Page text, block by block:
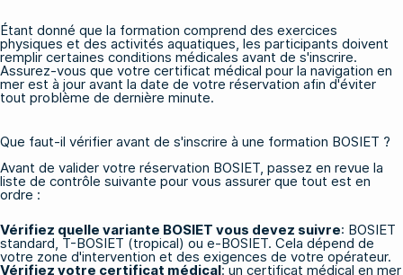
Étant donné que la formation comprend des exercices
physiques et des activités aquatiques, les participants doivent
remplir certaines conditions médicales avant de s'inscrire.
Assurez-vous que votre certificat médical pour la navigation en
mer est à jour avant la date de votre réservation afin d'éviter
tout problème de dernière minute.
Que faut-il vérifier avant de s'inscrire à une formation BOSIET ?
Avant de valider votre réservation BOSIET, passez en revue la
liste de contrôle suivante pour vous assurer que tout est en
ordre :
Vérifiez quelle variante BOSIET vous devez suivre: BOSIET
standard, T-BOSIET (tropical) ou e-BOSIET. Cela dépend de
votre zone d'intervention et des exigences de votre opérateur.
Vérifiez votre certificat médical: un certificat médical en mer